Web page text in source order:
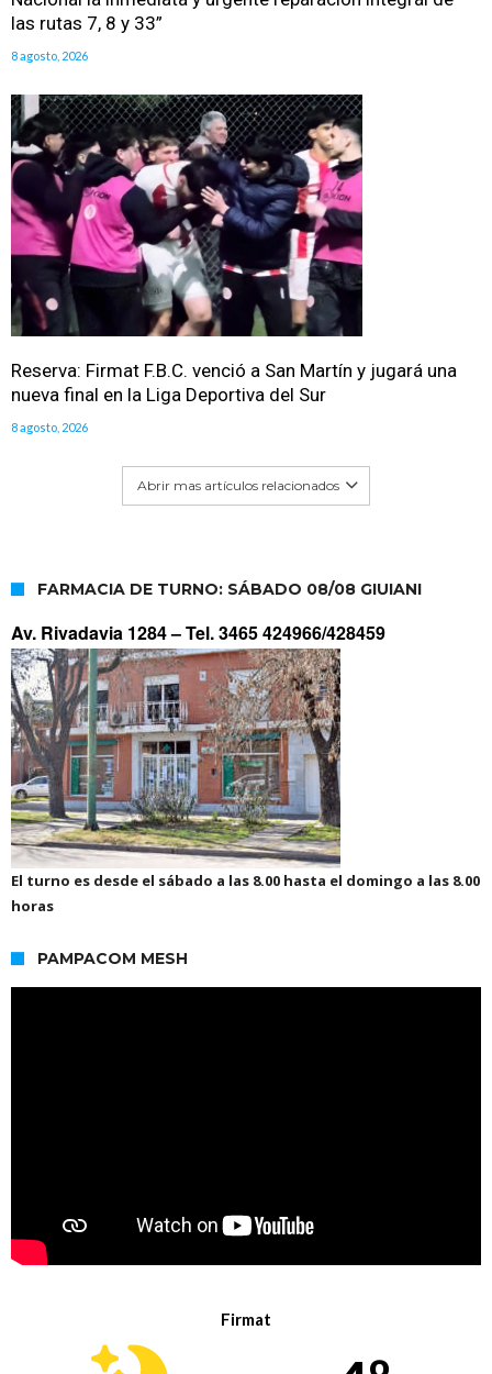
las rutas 7, 8 y 33”
8 agosto, 2026
Reserva: Firmat F.B.C. venció a San Martín y jugará una
nueva final en la Liga Deportiva del Sur
8 agosto, 2026
Abrir mas artículos relacionados
FARMACIA DE TURNO: SÁBADO 08/08 GIUIANI
Av. Rivadavia 1284 –Tel. 3465 424966/428459
El turno es desde el sábado a las 8.00 hasta el domingo a las 8.00
horas
PAMPACOM MESH
Firmat